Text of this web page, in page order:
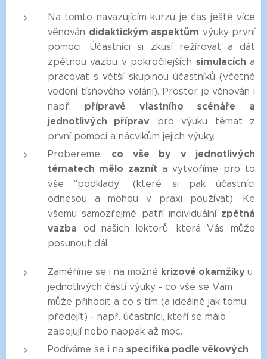
Na tomto navazujícím kurzu je čas ještě více
věnován didaktickým aspektům výuky první
pomoci. Účastníci si zkusí režírovat a dát
zpětnou vazbu v pokročilejších simulacích a
pracovat s větší skupinou účastníků (včetně
vedení tísňového volání). Prostor je věnován i
např.
přípravě vlastního scénáře a
jednotlivých příprav pro výuku témat z
první pomoci a nácvikům jejich výuky.
Probereme, co vše by v jednotlivých
tématech mělo zaznít a vytvoříme pro to
vše "podklady" (které si pak účastníci
odnesou a mohou v praxi používat). Ke
všemu samozřejmě patří individuální zpětná
vazba od našich lektorů, která Vás může
posunout dál.
Zaměříme se i na možné krizové okamžiky u
jednotlivých částí výuky - co vše se Vám
může přihodit a co s tím (a ideálně jak tomu
předejít) - např. účastníci, kteří se málo
zapojují nebo naopak až moc.
Podíváme se i na specifika podle věkových